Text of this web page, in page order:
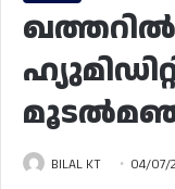
BILAL KT 04/07/